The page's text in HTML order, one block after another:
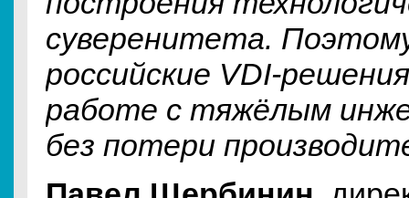
суверенитета.
российские VDI-
работе с тяжёлым
без потери